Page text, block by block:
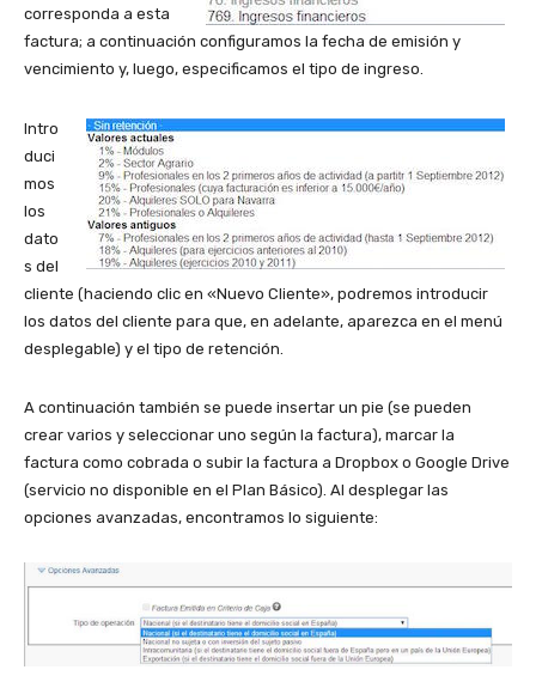
corresponda a esta
factura; a continuación configuramos la fecha de emisión y
vencimiento y, luego, especificamos el tipo de ingreso.
Intro
duci
mos
los
dato
s del
cliente (haciendo clic en «Nuevo Cliente», podre­mos introducir
los datos del cliente para que, en adelante, aparezca en el menú
desplegable) y el tipo de retención.
A continuación también se puede insertar un pie (se pueden
crear varios y seleccionar uno según la factura), marcar la
factura como cobrada o subir la factura a Dropbox o Google Drive
(servicio no disponible en el Plan Básico). Al desplegar las
opciones avanzadas, encontramos lo siguiente: